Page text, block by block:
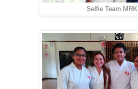
Selfie Team MRK